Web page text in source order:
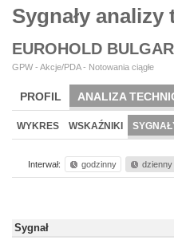
Sygnały
EUROHOLD
GPW - Akcje/PDA - Notowania ciągłe
PROFIL ANALIZA
WYKRES WSKAŹNIKI
Interwał: godzinny dzienny
Sygnał
5